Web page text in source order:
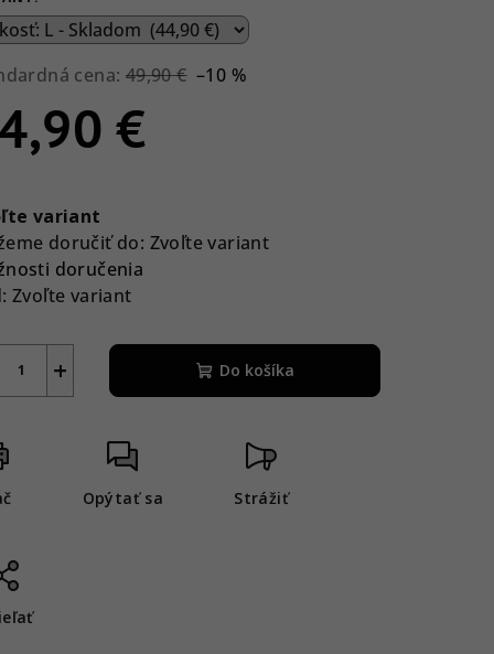
cena: 49,90 € –10 %
€
variant
doručiť do: Zvoľte variant
doručenia
Zvoľte variant
+ Do košíka
Opýtať sa Strážiť